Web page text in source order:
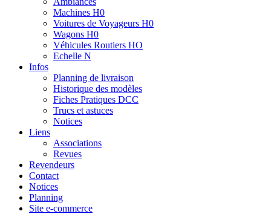
Machines H0
Voitures de Voyageurs H0
Wagons H0
Véhicules Routiers HO
Echelle N
Infos
Planning de livraison
Historique des modèles
Fiches Pratiques DCC
Trucs et astuces
Notices
Liens
Associations
Revues
Revendeurs
Contact
Notices
Planning
Site e-commerce